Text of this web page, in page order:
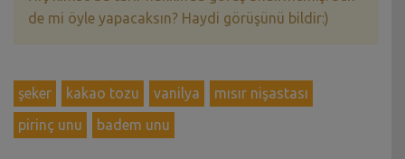
de mi öyle yapacaksın? Haydi görüşünü bildir:)
şeker kakao tozu vanilya
mısır nişastası
pirinç unu
badem unu